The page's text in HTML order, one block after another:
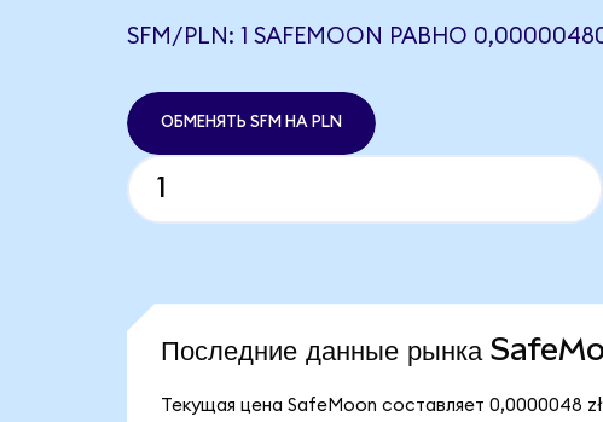
SFM/PLN: 1 SAFEMOON РАВНО
ОБМЕНЯТЬ SFM НА PLN
Последние данные рынка
Текущая цена SafeMoon составляет 0,0000048